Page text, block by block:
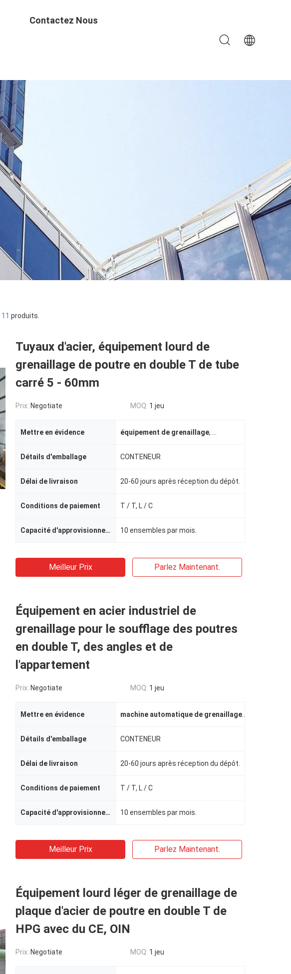
Contactez Nous
11 produits.
Tuyaux d'acier, équipement lourd de
grenaillage de poutre en double T de tube
carré 5 - 60mm
Prix: Negotiate MOQ: 1 jeu
Mettre en évidence équipement de grenaillage,
Détails d'emballage CONTENEUR
Délai de livraison 20-60 jours après réception du dépôt.
Conditions de paiement T / T, L / C
Capacité d'approvisionnement 10 ensembles par mois.
Meilleur Prix Parlez Maintenant.
Équipement en acier industriel de
grenaillage pour le soufflage des poutres
en double T, des angles et de
l'appartement
Prix: Negotiate MOQ: 1 jeu
Mettre en évidence machine automatique de grenaillage
Détails d'emballage CONTENEUR
Délai de livraison 20-60 jours après réception du dépôt.
Conditions de paiement T / T, L / C
Capacité d'approvisionnement 10 ensembles par mois.
Meilleur Prix Parlez Maintenant.
Équipement lourd léger de grenaillage de
plaque d'acier de poutre en double T de
HPG avec du CE, OIN
Prix: Negotiate MOQ: 1 jeu